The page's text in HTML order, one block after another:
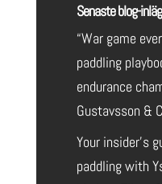
Senaste blog-
“War game
paddling
endurance
Gustavsson &
Your insider’s
paddling with